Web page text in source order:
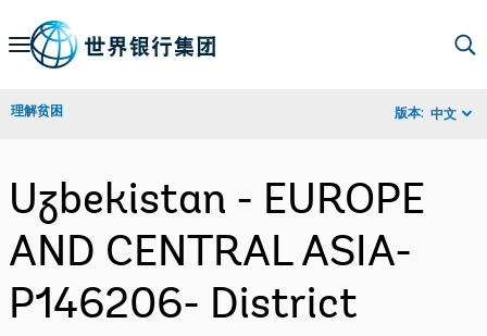
Skip
Navigation
理解贫困 版本: 中文
Uzbekistan - EUROPE
AND CENTRAL ASIA-
P146206- District